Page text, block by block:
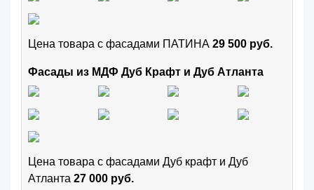
Цена товара с фасадами ПАТИНА 29 500 руб.
Фасады из МДФ Дуб Крафт и Дуб Атланта
Цена товара с фасадами Дуб крафт и Дуб
Атланта 27 000 руб.